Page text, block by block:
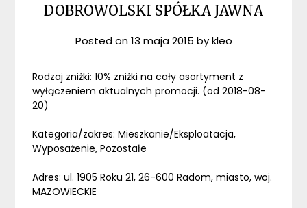
DOBROWOLSKI SPÓŁKA JAWNA
Posted on13 maja 2015 bykleo
Rodzaj zniżki: 10% zniżki na cały asortyment z
wyłączeniem aktualnych promocji. (od 2018-08-
20)
Kategoria/zakres: Mieszkanie/Eksploatacja,
Wyposażenie, Pozostałe
Adres: ul. 1905 Roku 21, 26-600 Radom, miasto, woj.
MAZOWIECKIE